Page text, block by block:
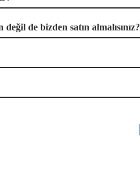
de bizden satın almalısınız?